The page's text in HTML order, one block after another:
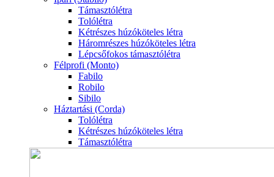
Támasztólétra
Tolólétra
Kétrészes húzóköteles létra
Háromrészes húzóköteles létra
Lépcsőfokos támasztólétra
Félprofi (Monto)
Fabilo
Robilo
Sibilo
Háztartási (Corda)
Tolólétra
Kétrészes húzóköteles létra
Támasztólétra